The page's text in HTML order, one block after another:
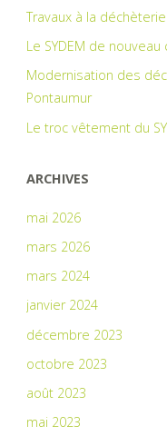
Travaux à la
Le SYDEM de
Modernisation des
Pontaumur
Le troc vêtement du
ARCHIVES
mai 2026
mars 2026
mars 2024
janvier 2024
décembre 2023
octobre 2023
août 2023
mai 2023